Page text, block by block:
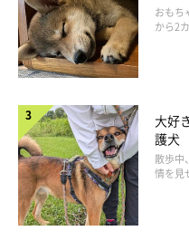
成長
おもち
から2
大好
護犬
表情
散歩中
情を見